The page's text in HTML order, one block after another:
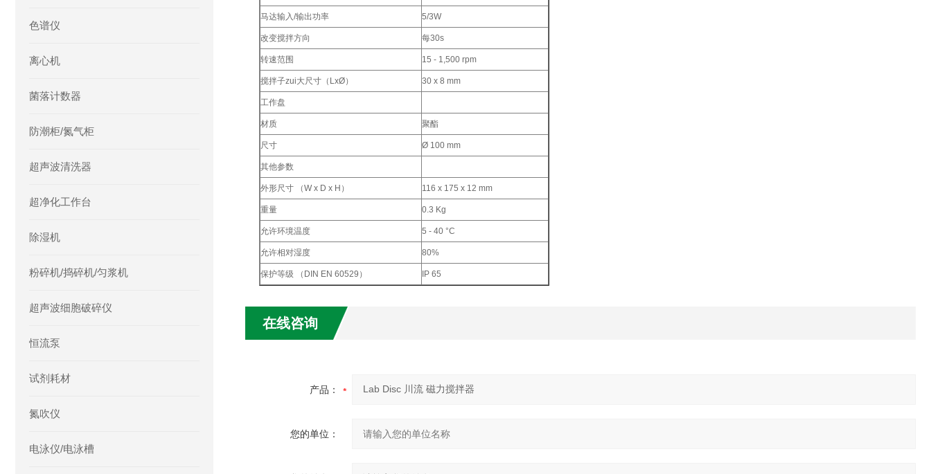
马达输入/输出功率 5/3W
改变搅拌方向 每30s
转速范围 15 - 1,500 rpm
搅拌子zui大尺寸（LxØ） 30 x 8 mm
工作盘
材质 聚酯
尺寸 Ø 100 mm
其他参数
外形尺寸 （W x D x H） 116 x 175 x 12 mm
重量 0.3 Kg
允许环境温度 5 - 40 °C
允许相对湿度 80%
保护等级 （DIN EN 60529） IP 65
在线咨询
产品：
您的单位：
色谱仪
离心机
菌落计数器
防潮柜/氮气柜
超声波清洗器
超净化工作台
除湿机
粉碎机/捣碎机/匀浆机
超声波细胞破碎仪
恒流泵
试剂耗材
氮吹仪
电泳仪/电泳槽